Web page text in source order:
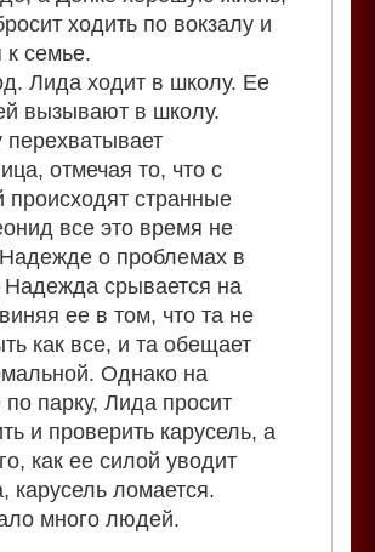
ходить по вокзалу и
к семье.
Лида ходит в школу. Ее
вызывают в школу.
отмечая то, что с
происходят странные
все это время не
о проблемах в
срывается на
ее в том, что та не
как все, и та обещает
Однако на
по парку, Лида просит
и проверить карусель, а
как ее силой уводит
карусель ломается.
много людей.